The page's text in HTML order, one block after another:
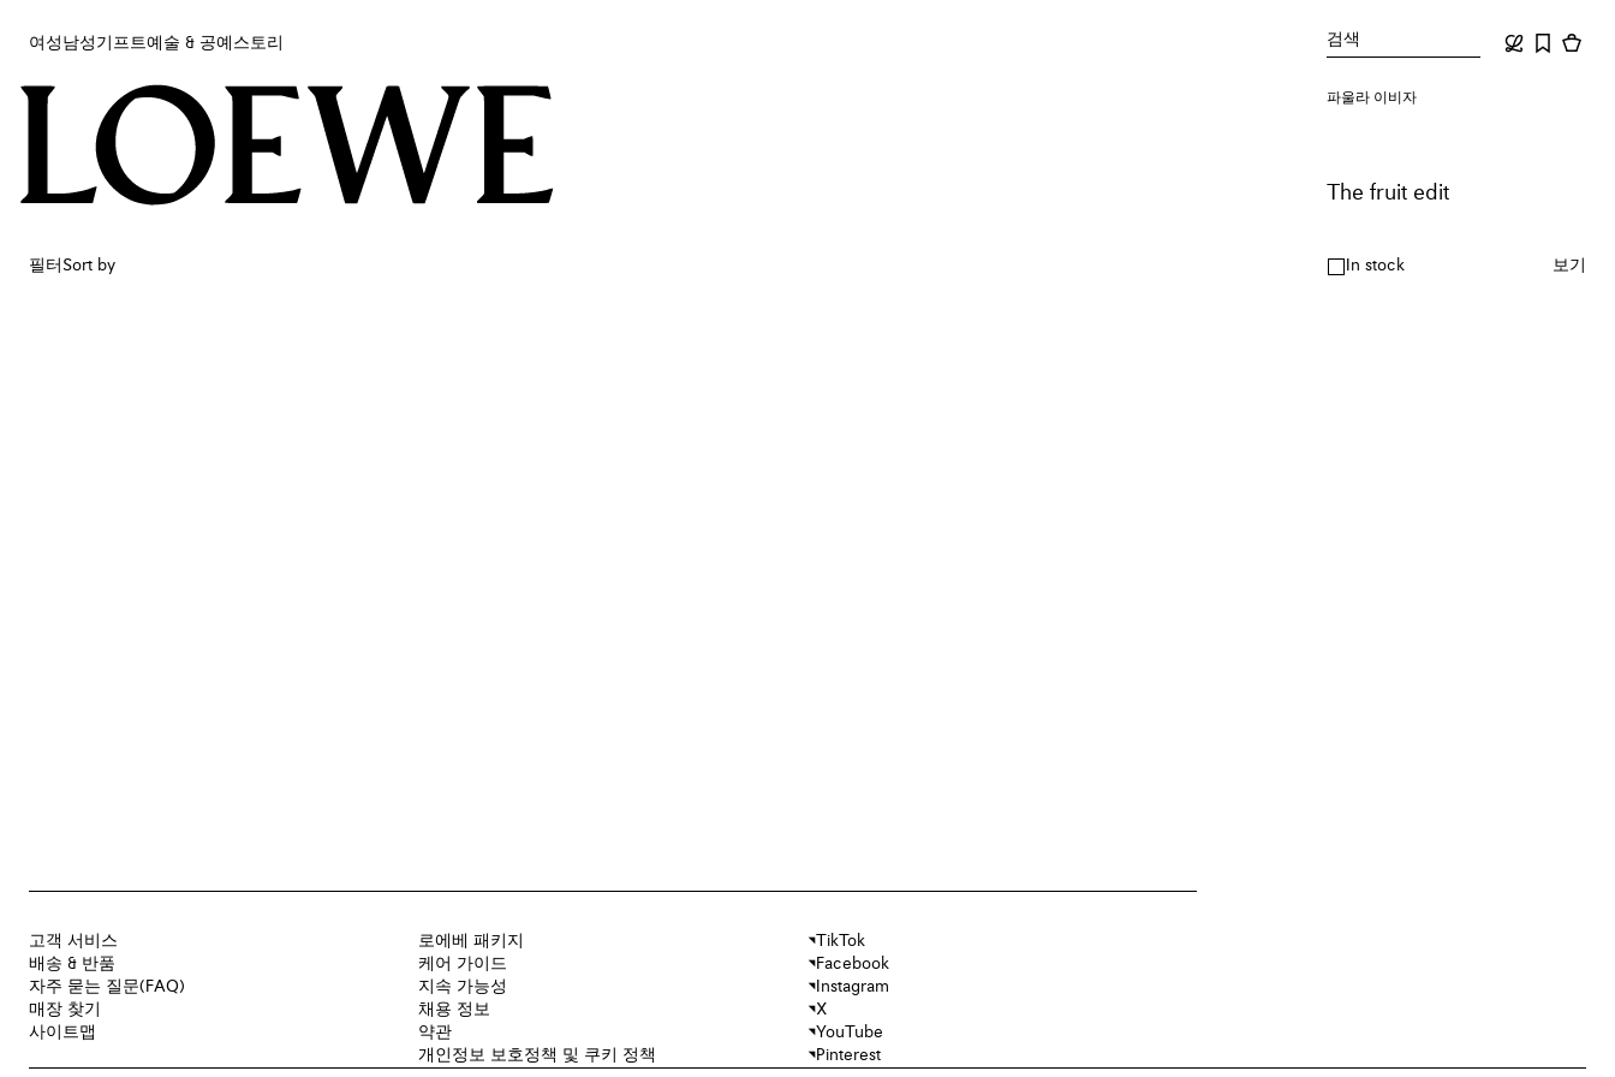
여성 남성 기프트예술 & 공예 스토리 검색
여성
예술 & 공예
파울라 이비자
The fruit edit
필터 Sort by In stock 보기
고객 서비스
배송 & 반품
자주 묻는 질문(FAQ)
매장 찾기
사이트맵
로에베 패키지
케어 가이드
지속 가능성
채용 정보
약관
개인정보 보호정책 및 쿠키 정책
TikTok
Facebook
Instagram
X
YouTube
Pinterest